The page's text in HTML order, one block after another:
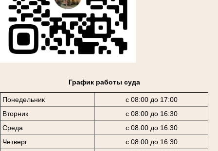
График работы суда
Понедельник
с 08:00 до 17:00
Вторник
с 08:00 до 16:30
Среда
с 08:00 до 16:30
Четверг
с 08:00 до 16:30